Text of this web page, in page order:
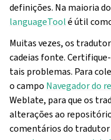
definições. Na maioria
languageToolé útil
Muitas vezes, os
cadeias fonte.
tais problemas. Para
o campo Navegador do
Weblate, para que os
alterações ao
comentários do